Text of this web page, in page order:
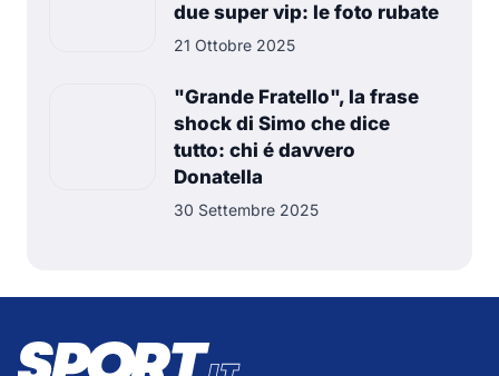
due super vip: le foto rubate
21 Ottobre 2025
"Grande Fratello", la frase
shock di Simo che dice
tutto: chi é davvero
Donatella
30 Settembre 2025